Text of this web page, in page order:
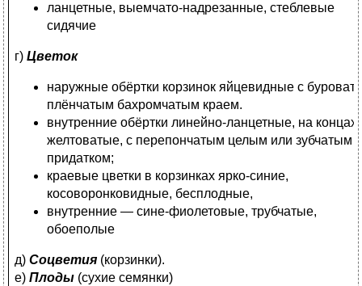
ланцетные, выемчато-надрезанные, стеблевые
сидячие
г) Цветок
наружные обёртки корзинок яйцевидные с
плёнчатым бахромчатым краем.
внутренние обёртки линейно-ланцетные, на концах
желтоватые, с перепончатым целым или зубчатым
придатком;
краевые цветки в корзинках ярко-синие,
косоворонковидные, бесплодные,
внутренние — сине-фиолетовые, трубчатые,
обоеполые
д) Соцветия (корзинки).
е) Плоды (сухие семянки)